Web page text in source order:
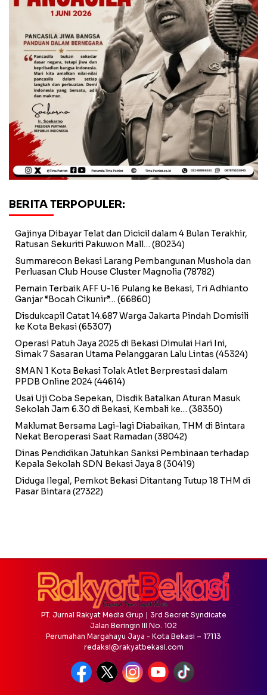
BERITA TERPOPULER:
Gajinya Dibayar Telat dan Dicicil dalam 4 Bulan Terakhir,
Ratusan Sekuriti Pakuwon Mall… (80234)
Summarecon Bekasi Larang Pembangunan Mushola dan
Perluasan Club House Cluster Magnolia (78782)
Pemain Terbaik AFF U-16 Pulang ke Bekasi, Tri Adhianto
Ganjar “Bocah Cikunir”… (66860)
Disdukcapil Catat 14.687 Warga Jakarta Pindah Domisili
ke Kota Bekasi(65307)
Operasi Patuh Jaya 2025 di Bekasi Dimulai Hari Ini,
Simak 7 Sasaran Utama Pelanggaran Lalu Lintas (45324)
SMAN 1 Kota Bekasi Tolak Atlet Berprestasi dalam
PPDB Online 2024(44614)
Usai Uji Coba Sepekan, Disdik Batalkan Aturan Masuk
Sekolah Jam 6.30 di Bekasi, Kembali ke… (38350)
Maklumat Bersama Lagi-lagi Diabaikan, THM di Bintara
Nekat Beroperasi Saat Ramadan (38042)
Dinas Pendidikan Jatuhkan Sanksi Pembinaan terhadap
Kepala Sekolah SDN Bekasi Jaya 8 (30419)
Diduga Ilegal, Pemkot Bekasi Ditantang Tutup 18 THM di
Pasar Bintara (27322)
PT. Jurnal Rakyat Media Grup | 3rd Secret Syndicate
Jalan Beringin III No. 102
Perumahan Margahayu Jaya - Kota Bekasi – 17113
redaksi@rakyatbekasi.com